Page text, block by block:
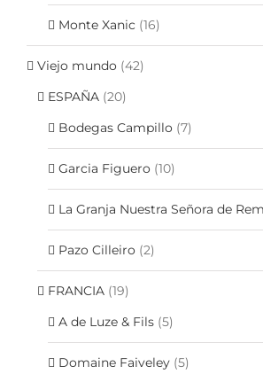
Monte Xanic (16)
Viejo mundo (42)
ESPAÑA (20)
Bodegas Campillo (7)
Garcia Figuero (10)
La Granja Nuestra Señora de
Pazo Cilleiro (2)
FRANCIA (19)
A de Luze & Fils (5)
Domaine Faiveley (5)